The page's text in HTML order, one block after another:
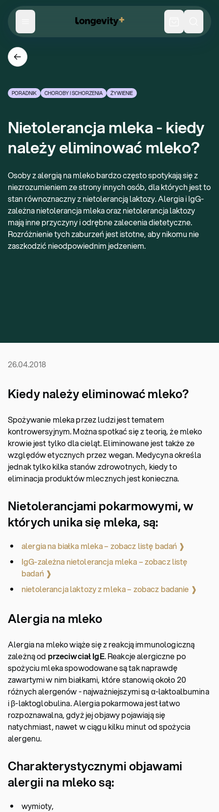
PORADNIK CHOROBY I SCHORZENIA ŻYWIENIE
Nietolerancja mleka - kiedy
należy eliminować mleko?
Osoby z alergią na mleko bardzo często spotykają się z
niezrozumieniem ze strony innych osób, dla których jest to
stan równoznaczny z nietolerancją laktozy. Alergia i IgG-
zależna nietolerancja mleka oraz nietolerancja laktozy
mają inne przyczyny i odrębne zalecenia dietetyczne.
Rozróżnienie tych zaburzeń jest istotne, aby nikomu nie
zaszkodzić nieodpowiednim jedzeniem.
26.04.2018
Kiedy należy eliminować mleko?
Spożywanie mleka przez ludzi jest tematem
kontrowersyjnym. Można spotkać się z teorią, że mleko
krowie jest tylko dla cieląt. Eliminowane jest także ze
względów etycznych przez wegan. Medycyna określa
jednak tylko kilka stanów zdrowotnych, kiedy to
eliminacja produktów mlecznych jest konieczna.
Nietolerancjami pokarmowymi, w
których unika się mleka, są:
alergia na białka mleka – zobacz listę badań ❱
IgG-zależna nietolerancja mleka – zobacz listę
badań ❱
nietolerancja laktozy z mleka – zobacz badanie ❱
Alergia na mleko
Alergia na mleko wiąże się z reakcją immunologiczną
zależną od przeciwciał IgE. Reakcje alergiczne po
spożyciu mleka spowodowane są tak naprawdę
zawartymi w nim białkami, które stanowią około 20
różnych alergenów - najważniejszymi są α-laktoalbumina
i β-laktoglobulina. Alergia pokarmowa jest łatwo
rozpoznawalna, gdyż jej objawy pojawiają się
natychmiast, nawet w ciągu kilku minut od spożycia
alergenu.
Charakterystycznymi objawami
alergii na mleko są:
wymioty,